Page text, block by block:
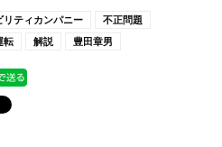
リティカンパニー
不正問題
転 解説 豊田章男